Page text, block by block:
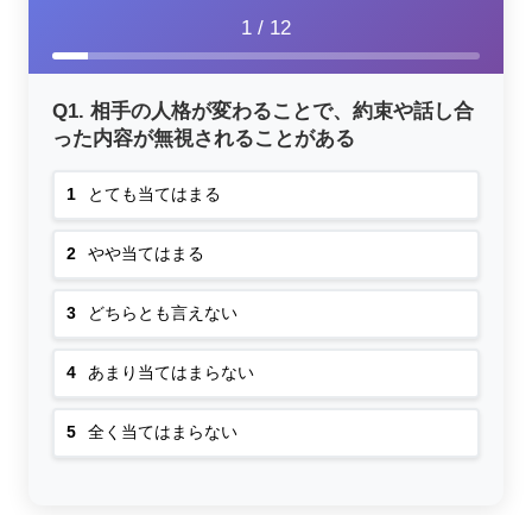
1 / 12
Q1. 相手の人格が変わることで、約束や話し合
った内容が無視されることがある
1 とても当てはまる
2 やや当てはまる
3 どちらとも言えない
4 あまり当てはまらない
5 全く当てはまらない